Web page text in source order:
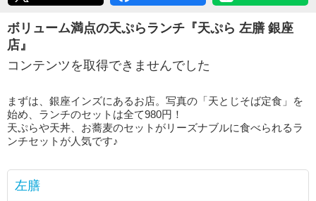
ボリューム満点の天ぷらランチ『天ぷら 左膳 銀座
店』
コンテンツを取得できませんでした
まずは、銀座インズにあるお店。写真の「天とじそば定食」を
始め、ランチのセットは全て980円！
天ぷらや天丼、お蕎麦のセットがリーズナブルに食べられるラ
ンチセットが人気です♪
左膳